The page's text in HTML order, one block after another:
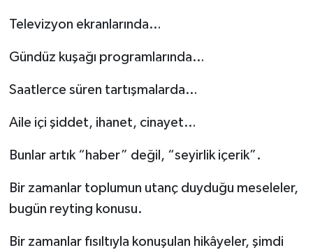
Televizyon ekranlarında…
Gündüz kuşağı programlarında…
Saatlerce süren tartışmalarda…
Aile içi şiddet, ihanet, cinayet…
Bunlar artık “haber” değil, “seyirlik içerik”.
Bir zamanlar toplumun utanç duyduğu meseleler,
bugün reyting konusu.
Bir zamanlar fısıltıyla konuşulan hikâyeler, şimdi